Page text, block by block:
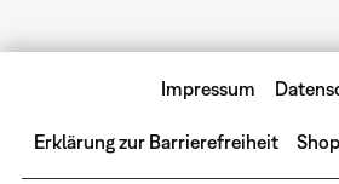
Impressum
Erklärung zur Barrierefreiheit